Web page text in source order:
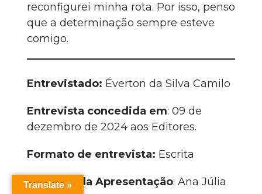
reconfigurei minha rota. Por isso, penso
que a determinação sempre esteve
comigo.
Entrevistado: Éverton da Silva Camilo
Entrevista concedida em: 09 de
dezembro de 2024 aos Editores.
Formato de entrevista: Escrita
Redação da Apresentação: Ana Júlia
Translate »